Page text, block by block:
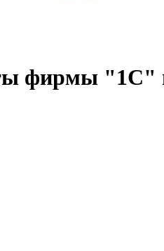
фирмы "1С"